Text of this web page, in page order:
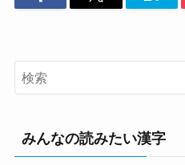
みんなの読みたい漢字